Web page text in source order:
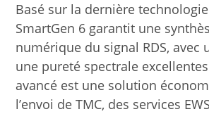
Basé sur la dernière technologie
SmartGen 6 garantit une
numérique du signal RDS, avec
une pureté spectrale
avancé est une solution
l’envoi de TMC, des services